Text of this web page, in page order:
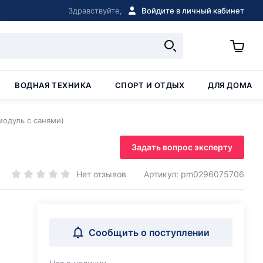
Здравствуйте, Войдите в личный кабинет
ВОДНАЯ ТЕХНИКА СПОРТ И ОТДЫХ ДЛЯ ДОМА
с санями)
Задать вопрос эксперту
Нет отзывов Артикул: pm0296075706
Сообщить о поступлении